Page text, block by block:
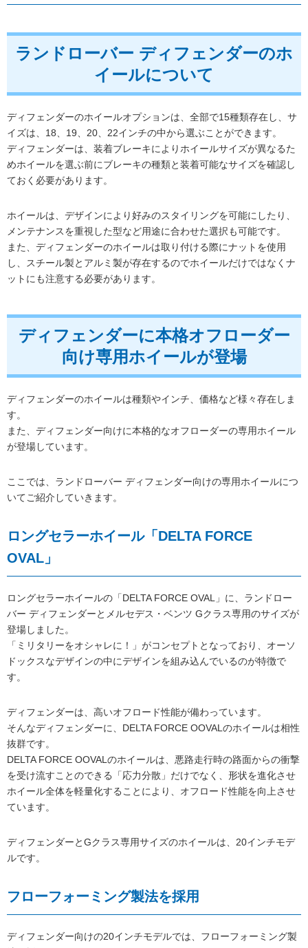
ランドローバー ディフェンダーのホ
イールについて
ディフェンダーのホイールオプションは、全部で15種類存在し、サ
イズは、18、19、20、22インチの中から選ぶことができます。
ディフェンダーは、装着ブレーキによりホイールサイズが異なるた
めホイールを選ぶ前にブレーキの種類と装着可能なサイズを確認し
ておく必要があります。
ホイールは、デザインにより好みのスタイリングを可能にしたり、
メンテナンスを重視した型など用途に合わせた選択も可能です。
また、ディフェンダーのホイールは取り付ける際にナットを使用
し、スチール製とアルミ製が存在するのでホイールだけではなくナ
ットにも注意する必要があります。
ディフェンダーに本格オフローダー
向け専用ホイールが登場
ディフェンダーのホイールは種類やインチ、価格など様々存在しま
す。
また、ディフェンダー向けに本格的なオフローダーの専用ホイール
が登場しています。
ここでは、ランドローバー ディフェンダー向けの専用ホイールにつ
いてご紹介していきます。
ロングセラーホイール「DELTA FORCE
OVAL」
ロングセラーホイールの「DELTA FORCE OVAL」に、ランドロー
バー ディフェンダーとメルセデス・ベンツ Gクラス専用のサイズが
登場しました。
「ミリタリーをオシャレに！」がコンセプトとなっており、オーソ
ドックスなデザインの中にデザインを組み込んでいるのが特徴で
す。
ディフェンダーは、高いオフロード性能が備わっています。
そんなディフェンダーに、DELTA FORCE OOVALのホイールは相性
抜群です。
DELTA FORCE OOVALのホイールは、悪路走行時の路面からの衝撃
を受け流すことのできる「応力分散」だけでなく、形状を進化させ
ホイール全体を軽量化することにより、オフロード性能を向上させ
ています。
ディフェンダーとGクラス専用サイズのホイールは、20インチモデ
ルです。
フローフォーミング製法を採用
ディフェンダー向けの20インチモデルでは、フローフォーミング製